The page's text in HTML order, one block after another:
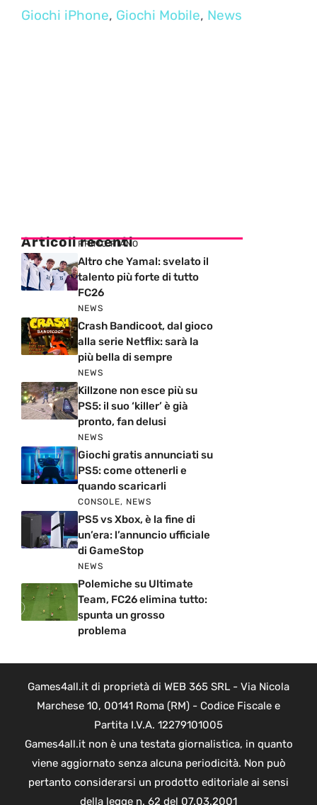
Giochi iPhone, Giochi Mobile, News
Articoli recenti
PRIMO PIANO
Altro che Yamal: svelato il
talento più forte di tutto
FC26
NEWS
Crash Bandicoot, dal gioco
alla serie Netflix: sarà la
più bella di sempre
NEWS
Killzone non esce più su
PS5: il suo ‘killer’ è già
pronto, fan delusi
NEWS
Giochi gratis annunciati su
PS5: come ottenerli e
quando scaricarli
CONSOLE, NEWS
PS5 vs Xbox, è la fine di
un’era: l’annuncio ufficiale
di GameStop
NEWS
Polemiche su Ultimate
Team, FC26 elimina tutto:
spunta un grosso
problema
Games4all.it di proprietà di WEB 365 SRL - Via Nicola
Marchese 10, 00141 Roma (RM) - Codice Fiscale e
Partita I.V.A. 12279101005
Games4all.it non è una testata giornalistica, in quanto
viene aggiornato senza alcuna periodicità. Non può
pertanto considerarsi un prodotto editoriale ai sensi
della legge n. 62 del 07.03.2001